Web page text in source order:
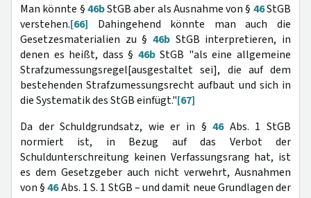
Man könnte §46bStGB aber als Ausnahme von § 46StGB
verstehen.[66] Dahingehend könnte man auch die
Gesetzesmaterialien zu § 46b StGB interpretieren, in
denen es heißt, dass § 46bStGB "als eine allgemeine
Strafzumessungsregel[ausgestaltet sei], die auf dem
bestehenden Strafzumessungsrecht aufbaut und sich in
die Systematik des StGB einfügt."[67]
Da der Schuldgrundsatz, wie er in §46Abs. 1 StGB
normiert ist, in Bezug auf das Verbot der
Schuldunterschreitung keinen Verfassungsrang hat, ist
es dem Gesetzgeber auch nicht verwehrt, Ausnahmen
von §46Abs. 1 S. 1 StGB – und damit neue Grundlagen der